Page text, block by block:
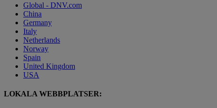
Global - DNV.com
China
Germany
Italy
Netherlands
Norway
Spain
United Kingdom
USA
LOKALA WEBBPLATSER: